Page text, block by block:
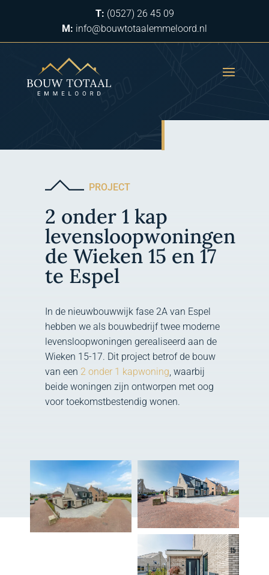
T: (0527) 26 45 09
M: info@bouwtotaalemmeloord.nl
PROJECT
2 onder 1 kap
levensloopwoningen
de Wieken 15 en 17
te Espel
In de nieuwbouwwijk fase 2A van Espel
hebben we als bouwbedrijf twee moderne
levensloopwoningen gerealiseerd aan de
Wieken 15-17. Dit project betrof de bouw
van een 2 onder 1 kapwoning, waarbij
beide woningen zijn ontworpen met oog
voor toekomstbestendig wonen.